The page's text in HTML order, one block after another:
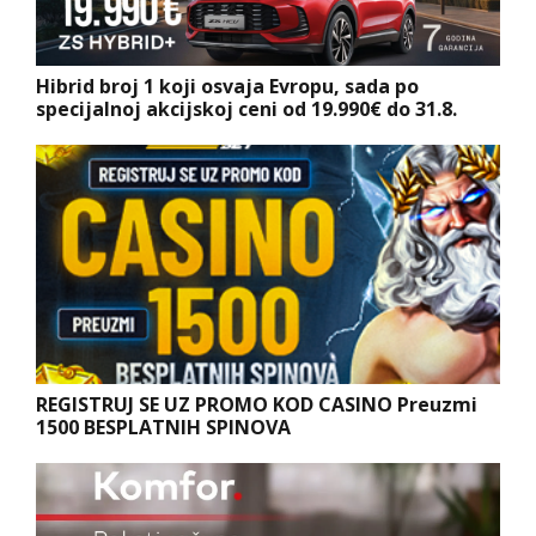
Hibrid broj 1 koji osvaja Evropu, sada po
specijalnoj akcijskoj ceni od 19.990€ do 31.8.
REGISTRUJ SE UZ PROMO KOD CASINO Preuzmi
1500 BESPLATNIH SPINOVA